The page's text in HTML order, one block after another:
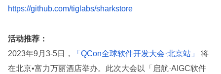
https://github.com/tiglabs/sharkstore
活动推荐：
2023年9月3-5日，
「QCon全球软件开发大会·北京站」
将
在北京•富力万丽酒店举办。此次大会以「启航·AIGC软件